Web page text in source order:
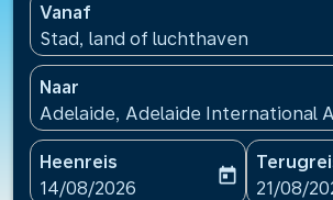
Vanaf
Stad, land of luchthaven
Naar
Adelaide, Adelaide International
Heenreis
fc-booking-departure-date-aria-
14/08/2026
today
fc-
21/08/